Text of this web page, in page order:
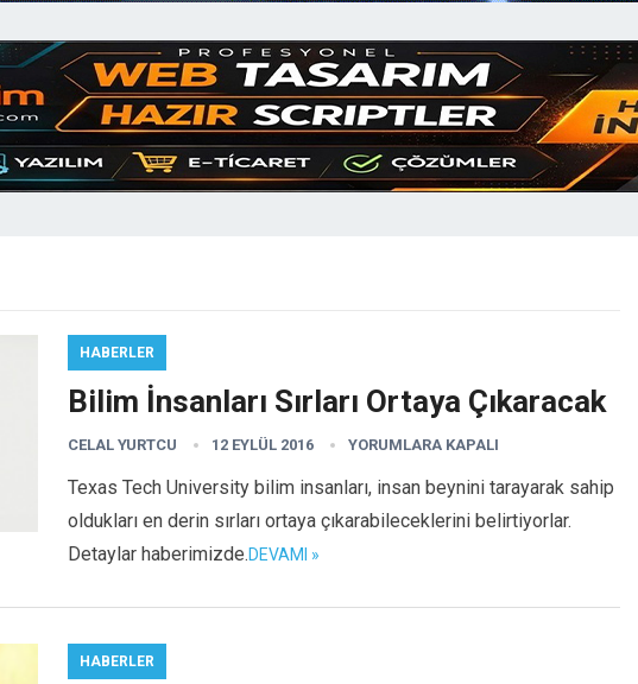
HABERLER
Bilim İnsanları Sırları Ortaya Çıkaracak
CELAL YURTCU 12 EYLÜL 2016 YORUMLARA KAPALI
Texas Tech University bilim insanları, insan beynini tarayarak sahip
oldukları en derin sırları ortaya çıkarabileceklerini belirtiyorlar.
Detaylar haberimizde.DEVAMI »
HABERLER